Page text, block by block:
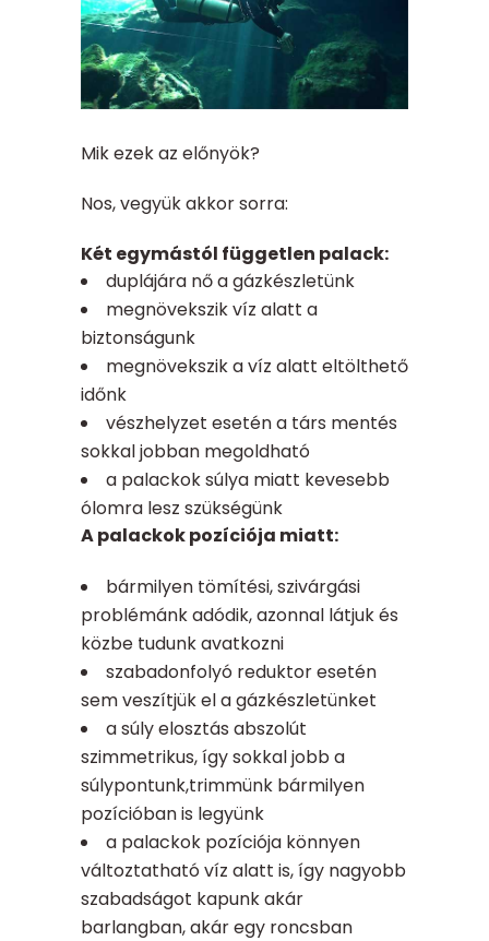
Mik ezek az előnyök?
Nos, vegyük akkor sorra:
Két egymástól független palack:
duplájára nő a gázkészletünk
megnövekszik víz alatt a
biztonságunk
megnövekszik a víz alatt eltölthető
időnk
vészhelyzet esetén a társ mentés
sokkal jobban megoldható
a palackok súlya miatt kevesebb
ólomra lesz szükségünk
A palackok pozíciója miatt:
bármilyen tömítési, szivárgási
problémánk adódik, azonnal látjuk és
közbe tudunk avatkozni
szabadonfolyó reduktor esetén
sem veszítjük el a gázkészletünket
a súly elosztás abszolút
szimmetrikus, így sokkal jobb a
súlypontunk,trimmünk bármilyen
pozícióban is legyünk
a palackok pozíciója könnyen
változtatható víz alatt is, így nagyobb
szabadságot kapunk akár
barlangban, akár egy roncsban